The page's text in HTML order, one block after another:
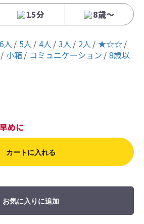
15分 8歳〜
6人 5人 4人 3人 2人
★☆☆
小箱 コミュニケーション
8歳以
めに
カートに入れる
お気に入りに追加